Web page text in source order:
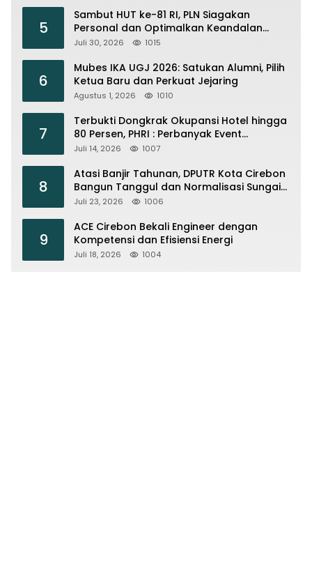
5
Sambut HUT ke-81 RI, PLN Siagakan
Personal dan Optimalkan Keandalan
Instalasi Transmisi
Juli 30, 2026 1015
6
Mubes IKA UGJ 2026: Satukan Alumni, Pilih
Ketua Baru dan Perkuat Jejaring
Agustus 1, 2026 1010
7
Terbukti Dongkrak Okupansi Hotel hingga
80 Persen, PHRI : Perbanyak Event
Olahraga di Cirebon
Juli 14, 2026 1007
8
Atasi Banjir Tahunan, DPUTR Kota Cirebon
Bangun Tanggul dan Normalisasi Sungai
Kijing
Juli 23, 2026 1006
9
ACE Cirebon Bekali Engineer dengan
Kompetensi dan Efisiensi Energi
Juli 18, 2026 1004